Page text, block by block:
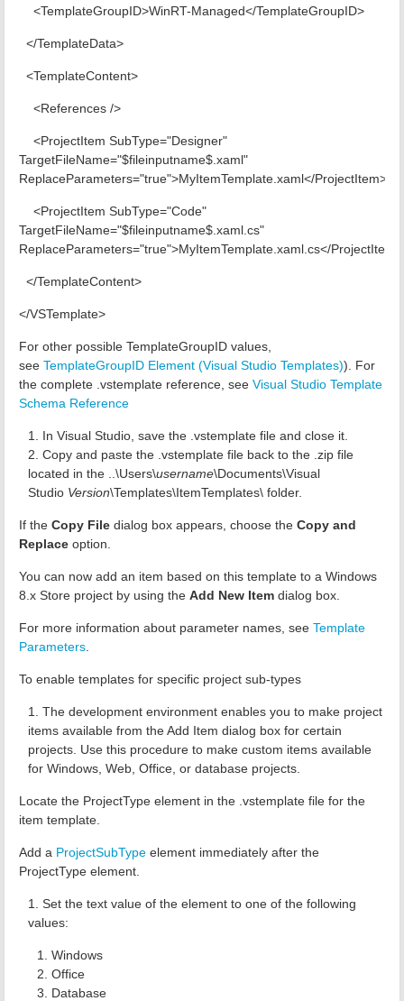
<TemplateGroupID>WinRT-Managed</TemplateGroupID>
</TemplateData>
<TemplateContent>
<References />
<ProjectItem SubType="Designer"
TargetFileName="$fileinputname$.xaml"
ReplaceParameters="true">MyItemTemplate.xaml</ProjectItem>
<ProjectItem SubType="Code"
TargetFileName="$fileinputname$.xaml.cs"
ReplaceParameters="true">MyItemTemplate.xaml.cs</
</TemplateContent>
</VSTemplate>
For other possible TemplateGroupID values,
see TemplateGroupID Element (Visual Studio Templates)). For
the complete .vstemplate reference, see Visual Studio Template
Schema Reference
In Visual Studio, save the .vstemplate file and close it.
Copy and paste the .vstemplate file back to the .zip file
located in the ..\Users\username\Documents\Visual
Studio Version\Templates\ItemTemplates\ folder.
If the Copy File dialog box appears, choose the Copy and
Replace option.
You can now add an item based on this template to a Windows
8.x Store project by using the Add New Item dialog box.
For more information about parameter names, see Template
Parameters
To enable templates for specific project sub-types
The development environment enables you to make project
items available from the Add Item dialog box for certain
projects. Use this procedure to make custom items available
for Windows, Web, Office, or database projects.
Locate the ProjectType element in the .vstemplate file for the
item template.
Add a ProjectSubType element immediately after the
ProjectType element.
Set the text value of the element to one of the following
values:
Windows
Office
Database